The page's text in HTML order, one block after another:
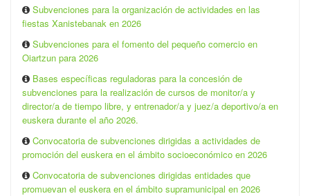
Subvenciones para la organización de actividades en las
fiestas Xanistebanak en 2026
Subvenciones para el fomento del pequeño comercio en
Oiartzun para 2026
Bases específicas reguladoras para la concesión de
subvenciones para la realización de cursos de monitor/a y
director/a de tiempo libre, y entrenador/a y juez/a deportivo/a en
euskera durante el año 2026.
Convocatoria de subvenciones dirigidas a actividades de
promoción del euskera en el ámbito socioeconómico en 2026
Convocatoria de subvenciones dirigidas entidades que
promuevan el euskera en el ámbito supramunicipal en 2026